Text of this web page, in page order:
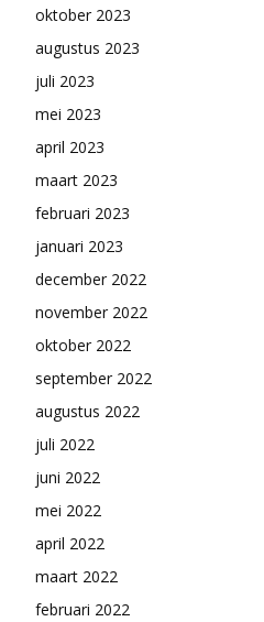
oktober 2023
augustus 2023
juli 2023
mei 2023
april 2023
maart 2023
februari 2023
januari 2023
december 2022
november 2022
oktober 2022
september 2022
augustus 2022
juli 2022
juni 2022
mei 2022
april 2022
maart 2022
februari 2022